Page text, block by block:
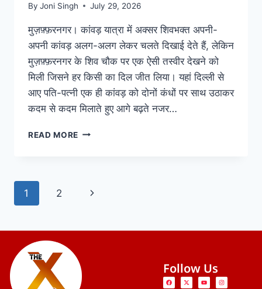
By Joni Singh July 29, 2026
मुज़फ़्फ़रनगर। कांवड़ यात्रा में अक्सर शिवभक्त अपनी-
अपनी कांवड़ अलग-अलग लेकर चलते दिखाई देते हैं, लेकिन
मुज़फ़्फ़रनगर के शिव चौक पर एक ऐसी तस्वीर देखने को
मिली जिसने हर किसी का दिल जीत लिया। यहां दिल्ली से
आए पति-पत्नी एक ही कांवड़ को दोनों कंधों पर साथ उठाकर
कदम से कदम मिलाते हुए आगे बढ़ते नजर…
READ MORE
1 2
Follow Us